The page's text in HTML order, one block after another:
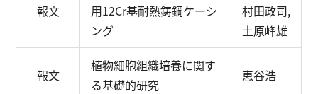
報文
用12Cr基耐熱鋳鋼ケーシ
ング
村田政司,
土原峰雄
報文
植物細胞組織培養に関す
る基礎的研究
恵谷浩